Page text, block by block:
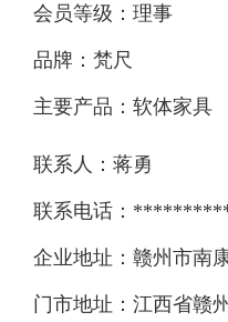
会员等级：理事
品牌：梵尺
主要产品：软体家具
联系人：蒋勇
联系电话：
企业地址：赣州市南
门市地址：江西省赣